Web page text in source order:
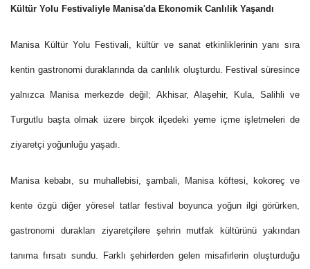
Kültür Yolu Festivaliyle Manisa'da Ekonomik Canlılik Yaşandı
Manisa Kültür Yolu Festivali, kültür ve sanat etkinliklerinin yanı sıra
kentin gastronomi duraklarında da canlılık oluşturdu. Festival süresince
yalnızca Manisa merkezde değil; Akhisar, Alaşehir, Kula, Salihli ve
Turgutlu başta olmak üzere birçok ilçedeki yeme içme işletmeleri de
ziyaretçi yoğunluğu yaşadı.
Manisa kebabı, su muhallebisi, şambali, Manisa köftesi, kokoreç ve
kente özgü diğer yöresel tatlar festival boyunca yoğun ilgi görürken,
gastronomi durakları ziyaretçilere şehrin mutfak kültürünü yakından
tanıma fırsatı sundu. Farklı şehirlerden gelen misafirlerin oluşturduğu